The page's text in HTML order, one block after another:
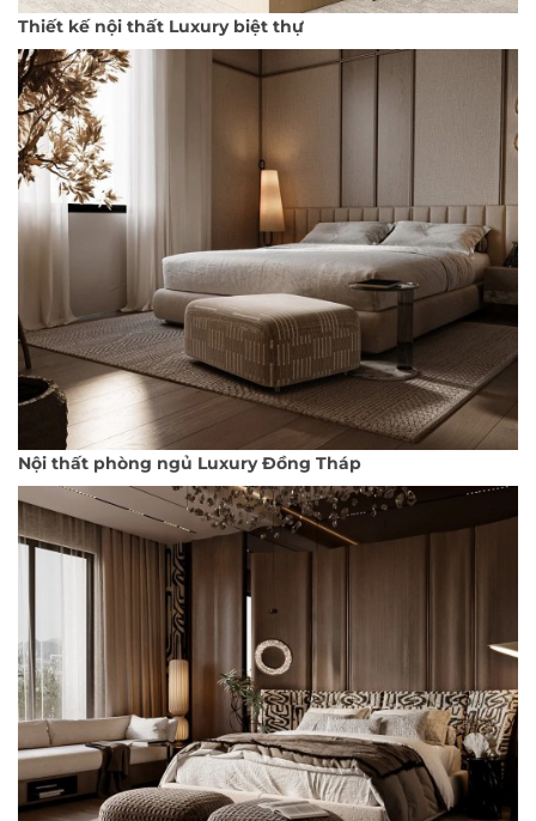
Thiết kế nội thất Luxury biệt thự
Nội thất phòng ngủ Luxury Đồng Tháp